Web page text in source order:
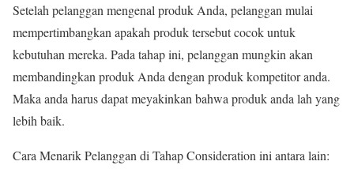
Setelah pelanggan mengenal produk Anda, pelanggan mulai
mempertimbangkan apakah produk tersebut cocok untuk
kebutuhan mereka. Pada tahap ini, pelanggan mungkin akan
membandingkan produk Anda dengan produk kompetitor anda.
Maka anda harus dapat meyakinkan bahwa produk anda lah yang
lebih baik.
Cara Menarik Pelanggan di Tahap Consideration ini antara lain: